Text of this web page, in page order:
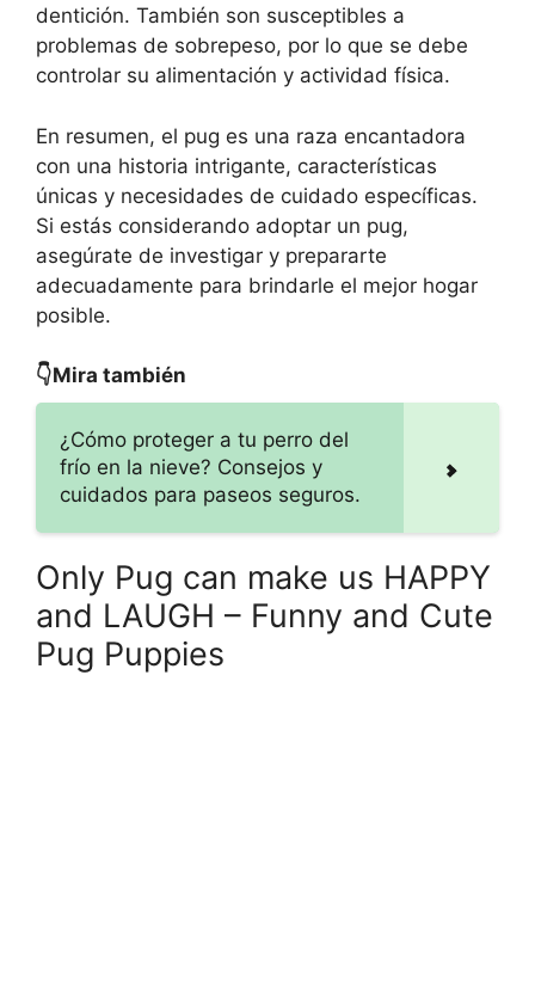
dentición. También son susceptibles a
problemas de sobrepeso, por lo que se debe
controlar su alimentación y actividad física.
En resumen, el pug es una raza encantadora
con una historia intrigante, características
únicas y necesidades de cuidado específicas.
Si estás considerando adoptar un pug,
asegúrate de investigar y prepararte
adecuadamente para brindarle el mejor hogar
posible.
👇Mira también
¿Cómo proteger a tu perro del
frío en la nieve? Consejos y
cuidados para paseos seguros.
Only Pug can make us HAPPY
and LAUGH – Funny and Cute
Pug Puppies